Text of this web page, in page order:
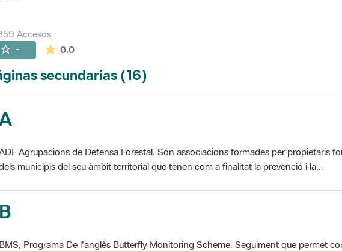
Accesos
- 0.0La valoración media es de 0 estrellas de 5.
secundarias (16)
Agrupacions de Defensa Forestal. Són associacions formades per propietaris
municipis del seu àmbit territorial que tenen com a finalitat la prevenció i la...
B
BMS, Programa De l'anglès Butterfly Monitoring Scheme. Seguiment que permet